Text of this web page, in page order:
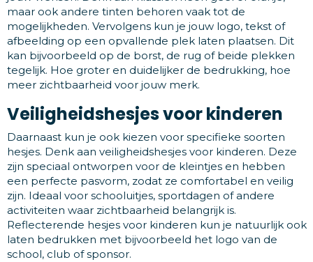
maar ook andere tinten behoren vaak tot de
mogelijkheden. Vervolgens kun je jouw logo, tekst of
afbeelding op een opvallende plek laten plaatsen. Dit
kan bijvoorbeeld op de borst, de rug of beide plekken
tegelijk. Hoe groter en duidelijker de bedrukking, hoe
meer zichtbaarheid voor jouw merk.
Veiligheidshesjes voor kinderen
Daarnaast kun je ook kiezen voor specifieke soorten
hesjes. Denk aan veiligheidshesjes voor kinderen. Deze
zijn speciaal ontworpen voor de kleintjes en hebben
een perfecte pasvorm, zodat ze comfortabel en veilig
zijn. Ideaal voor schooluitjes, sportdagen of andere
activiteiten waar zichtbaarheid belangrijk is.
Reflecterende hesjes voor kinderen kun je natuurlijk ook
laten bedrukken met bijvoorbeeld het logo van de
school, club of sponsor.